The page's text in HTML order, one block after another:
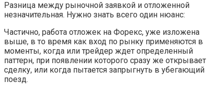
Разница между рыночной заявкой и отложенной
незначительная. Нужно знать всего один нюанс:
Частично, работа отложек на Форекс, уже изложена
выше, в то время как вход по рынку применяются в
моменты, когда или трейдер ждет определенный
паттерн, при появлении которого сразу же открывает
сделку, или когда пытается запрыгнуть в убегающий
поезд.